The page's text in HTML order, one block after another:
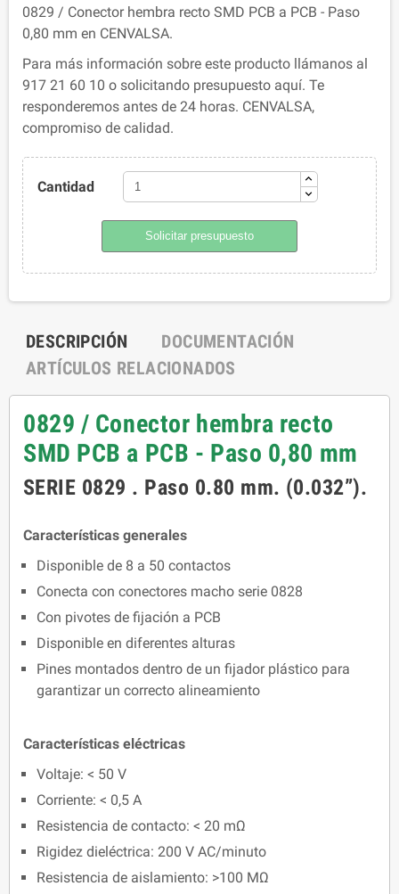
0829 / Conector hembra recto SMD PCB a PCB - Paso
0,80 mm en CENVALSA.
Para más información sobre este producto llámanos al
917 21 60 10 o solicitando presupuesto aquí. Te
responderemos antes de 24 horas. CENVALSA,
compromiso de calidad.
Cantidad
Solicitar presupuesto
DESCRIPCIÓN
DOCUMENTACIÓN
ARTÍCULOS RELACIONADOS
0829 / Conector hembra recto
SMD PCB a PCB - Paso 0,80 mm
SERIE 0829 . Paso 0.80 mm. (0.032”).
Características generales
Disponible de 8 a 50 contactos
Conecta con conectores macho serie 0828
Con pivotes de fijación a PCB
Disponible en diferentes alturas
Pines montados dentro de un fijador plástico para
garantizar un correcto alineamiento
Características eléctricas
Voltaje: < 50 V
Corriente: < 0,5 A
Resistencia de contacto: < 20 mΩ
Rigidez dieléctrica: 200 V AC/minuto
Resistencia de aislamiento: >100 MΩ